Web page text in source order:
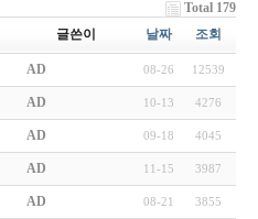
Total 179
글쓴이
날짜 조회
AD 08-26 12539
AD 10-13 4276
AD 09-18 4045
AD 11-15 3987
AD 08-21 3855